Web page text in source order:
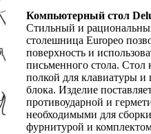
Компьютерный стол
Cтильный и
столешница Europeo
поверхность и
письменного стола.
полкой для клавиатуры и
блока. Изделие
противоударной и
необходимыми для
фурнитурой и